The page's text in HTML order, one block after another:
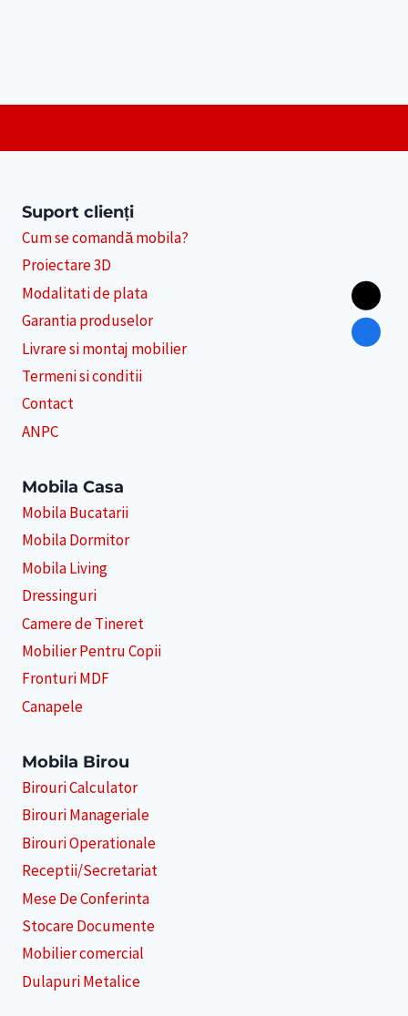
Suport clienți
Cum se comandă mobila?
Proiectare 3D
Modalitati de plata
Garantia produselor
Livrare si montaj mobilier
Termeni si conditii
Contact
ANPC
Mobila Casa
Mobila Bucatarii
Mobila Dormitor
Mobila Living
Dressinguri
Camere de Tineret
Mobilier Pentru Copii
Fronturi MDF
Canapele
Mobila Birou
Birouri Calculator
Birouri Manageriale
Birouri Operationale
Receptii/Secretariat
Mese De Conferinta
Stocare Documente
Mobilier comercial
Dulapuri Metalice